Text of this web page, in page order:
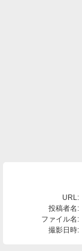
URL:
投稿者名:
ファイル名:
撮影日時: